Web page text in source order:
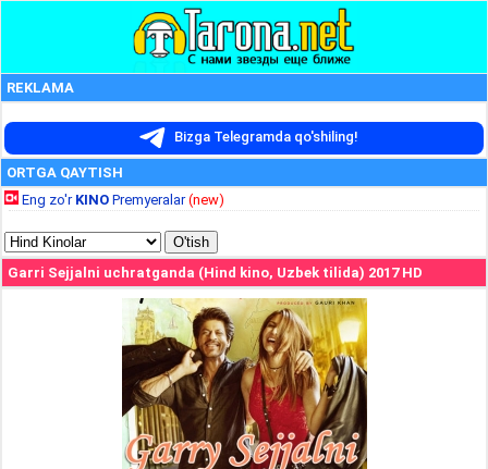
REKLAMA
Bizga Telegramda qo'shiling!
ORTGA QAYTISH
Eng zo'r KINO Premyeralar(new)
Garri Sejjalni uchratganda (Hind kino, Uzbek tilida) 2017 HD